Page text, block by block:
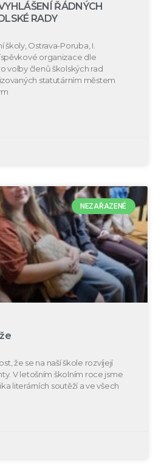
ŘÁDNÝCH
RADY
Ostrava-Poruba, I.
organizace dle
volby členů školských rad
statutárním městem
NEZAŘAZENÉ
že se na naší škole rozvíjejí
V letošním školním roce jsme
literárních soutěží a ve všech